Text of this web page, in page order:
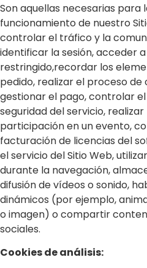
Son aquellas necesarias para
funcionamiento de nuestro
controlar el tráfico y la
identificar la sesión, acceder
restringido,recordar los
pedido, realizar el proceso
gestionar el pago, controlar
seguridad del servicio,
participación en un evento,
facturación de licencias del
el servicio del Sitio Web,
durante la navegación,
difusión de vídeos o sonido,
dinámicos (por ejemplo,
o imagen) o compartir
sociales.
Cookies de análisis: